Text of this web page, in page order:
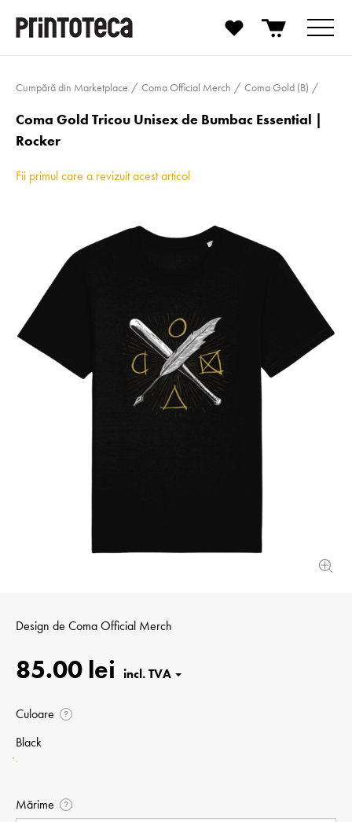
Cumpără din Marketplace Coma Official Merch Coma Gold (B)
Coma Gold Tricou Unisex de Bumbac Essential |
Rocker
Fii primul care a revizuit acest articol
Design de Coma Official Merch
85.00 lei
Culoare ?
Black
Mărime ?